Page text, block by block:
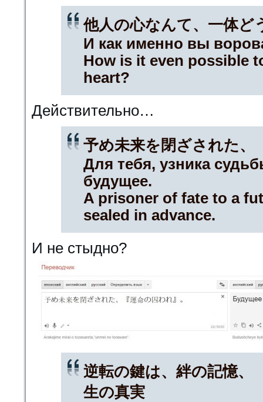
他人の心なんて、一体ど
И как именно вы
How is it even possible
heart?
Действительно…
予め未来を閉ざされた、
Для тебя, узника
будущее.
A prisoner of fate to a
sealed in advance.
И не стыдно?
逆転の鍵は、絆の記憶
生の真実